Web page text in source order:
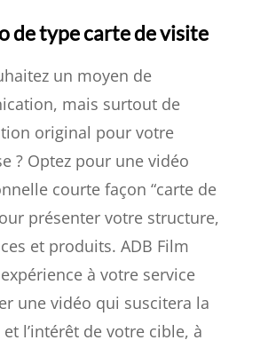
de type carte de visite
un moyen de
mais surtout de
original pour votre
? Optez pour une vidéo
courte façon “carte de
présenter votre structure,
et produits. ADB Film
à votre service
une vidéo qui suscitera la
l’intérêt de votre cible, à